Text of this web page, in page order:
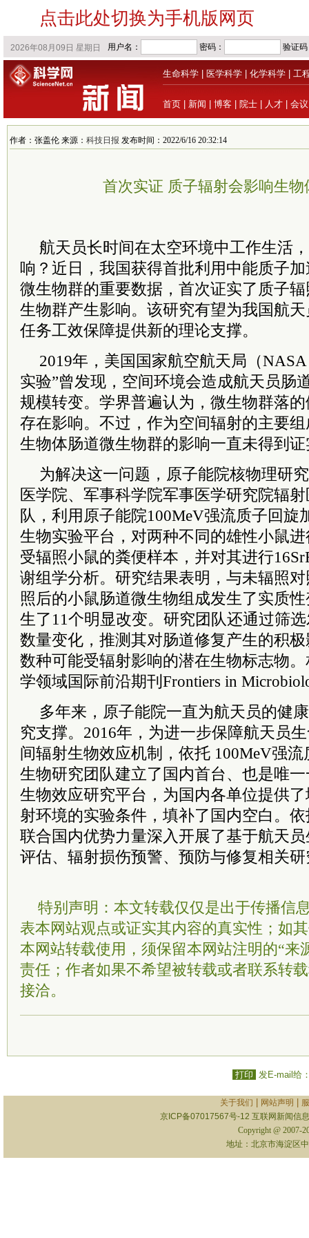
点击此处切换为手机版网页
生命科学 医学科学 化学科学 工
首页 新闻 博客 院士 人才 会议
作者：张盖伦 来源： 科技日报 发布时间：2022/6/16 20:32:14
首次实证 质子辐射会影响生物
航天员长时间在太空环境中工作生活
响？近日，我国获得首批利用中能质子
微生物群的重要数据，首次证实了质子
生物群产生影响。该研究有望为我国航
任务工效保障提供新的理论支撑。
2019年，美国国家航空航天局（
实验”曾发现，空间环境会造成航天员肠
规模转变。学界普遍认为，微生物群落
存在影响。不过，作为空间辐射的主要
生物体肠道微生物群的影响一直未得到
为解决这一问题，原子能院核物理研
医学院、军事科学院军事医学研究院辐
队，利用原子能院100MeV强流质子回旋
生物实验平台，对两种不同的雄性小鼠
受辐照小鼠的粪便样本，并对其进行
谢组学分析。研究结果表明，与未辐照
照后的小鼠肠道微生物组成发生了实质
生了11个明显改变。研究团队还通过筛
数量变化，推测其对肠道修复产生的积
数种可能受辐射影响的潜在生物标志物
学领域国际前沿期刊Frontiers in
多年来，原子能院一直为航天员的健
究支撑。2016年，为进一步保障航天员
间辐射生物效应机制，依托 100MeV强
生物研究团队建立了国内首台、也是唯
生物效应研究平台，为国内各单位提供
射环境的实验条件，填补了国内空白。
联合国内优势力量深入开展了基于航天
评估、辐射损伤预警、预防与修复相关
特别声明：本文转载仅仅是出于传播信
表本网站观点或证实其内容的真实性；如
本网站转载使用，须保留本网站注明的“来
责任；作者如果不希望被转载或者联系转
接洽。
打印 发E-mail给
关于我们 网站声明
京ICP备07017567号-12 互联网新闻信
Copyright @ 2007-
地址：北京市海淀区